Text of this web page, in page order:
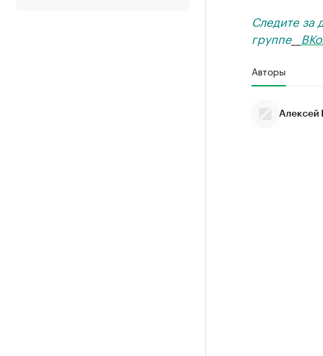
Следите за
группе__
Авторы
Алексей